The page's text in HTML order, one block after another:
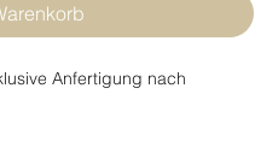
Anfertigung nach